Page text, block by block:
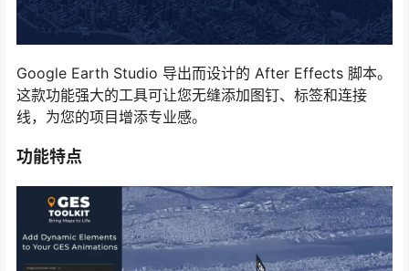
Google Earth Studio 导出而设计的 After Effects 脚本。
这款功能强大的工具可让您无缝添加图钉、标签和连接
线，为您的项目增添专业感。
功能特点